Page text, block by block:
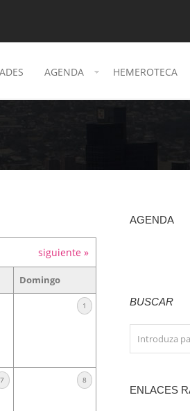
AGENDA HEMEROTECA
siguiente »
Domingo
1
7 8
AGENDA
BUSCAR
ENLACES